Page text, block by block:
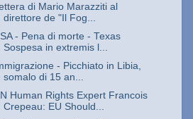
di Mario Marazziti al
direttore de "Il Fog...
- Pena di morte - Texas
Sospesa in extremis l...
- Picchiato in Libia,
somalo di 15 an...
Human Rights Expert Francois
Crepeau: EU Should...